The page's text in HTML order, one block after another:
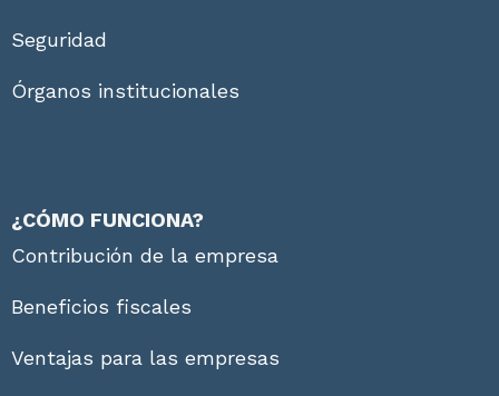
Seguridad
Órganos institucionales
¿CÓMO FUNCIONA?
Contribución de la empresa
Beneficios fiscales
Ventajas para las empresas